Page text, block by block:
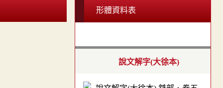
形體資料表
說文解字(大徐本)